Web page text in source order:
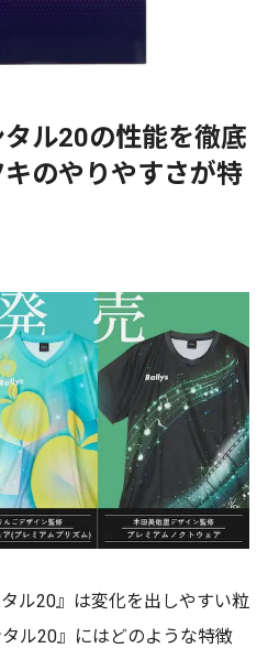
タル20の性能を徹底
のやりやすさが特
ル20』は変化を出しやすい粒
ル20』にはどのような特徴